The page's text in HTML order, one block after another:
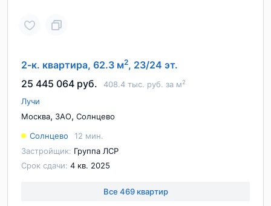
2-к. квартира, 62.3 м2, 23/24 эт.
25 445 064 руб.
408.4 тыс. руб. за м2
Лучи
Москва, ЗАО, Солнцево
Солнцево
12 мин.
Застройщик: Группа ЛСР
Срок сдачи: 4 кв. 2025
Все 469 квартир